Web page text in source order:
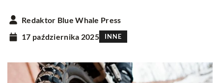
Redaktor Blue Whale Press
17 października 2025
INNE